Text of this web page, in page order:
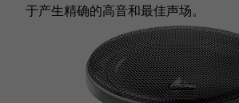
于产生精确的高音和最佳声场。